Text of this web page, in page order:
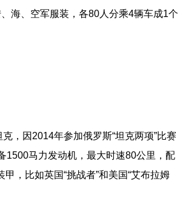
海、空军服装，各80人分乘4辆车成1个
，因2014年参加俄罗斯“坦克两项”比赛
1500马力发动机，最大时速80公里，配
，比如英国“挑战者”和美国“艾布拉姆